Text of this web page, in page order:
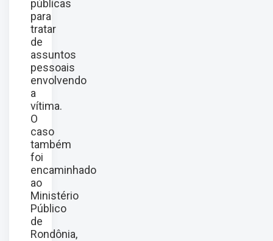
públicas
para
tratar
de
assuntos
pessoais
envolvendo
a
vítima.
O
caso
também
foi
encaminhado
ao
Ministério
Público
de
Rondônia,